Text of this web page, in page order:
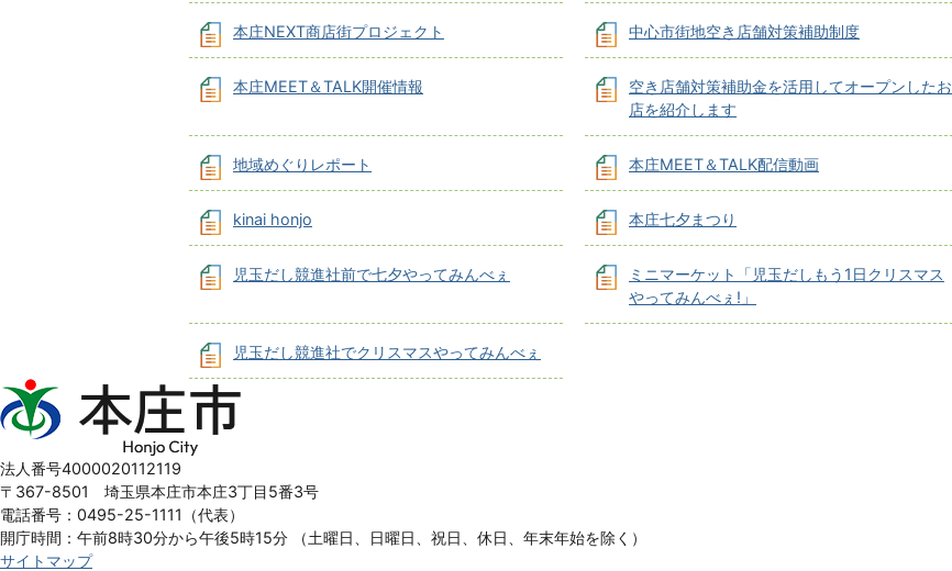
本庄NEXT商店街プロジェクト 中心市街地空き店舗対策補助制度
本庄MEET＆TALK開催情報
空き店舗対策補助金を活用してオープンしたお
店を紹介します
地域めぐりレポート 本庄MEET＆TALK配信動画
kinai honjo 本庄七夕まつり
児玉だし競進社前で七夕やってみんべぇ
ミニマーケット「児玉だしもう1日クリスマス
やってみんべぇ!」
児玉だし競進社でクリスマスやってみんべぇ
本
庄
Honjo
City
法人番号4000020112119
〒367-8501 埼玉県本庄市本庄3丁目5番3号
電話番号：0495-25-1111（代表）
開庁時間：午前8時30分から午後5時15分
（土曜日、日曜日、祝日、休日、年末年始を除く）
サイトマップ